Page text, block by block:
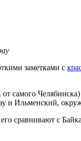
заметками с
самого
и Ильменский,
сравнивают с